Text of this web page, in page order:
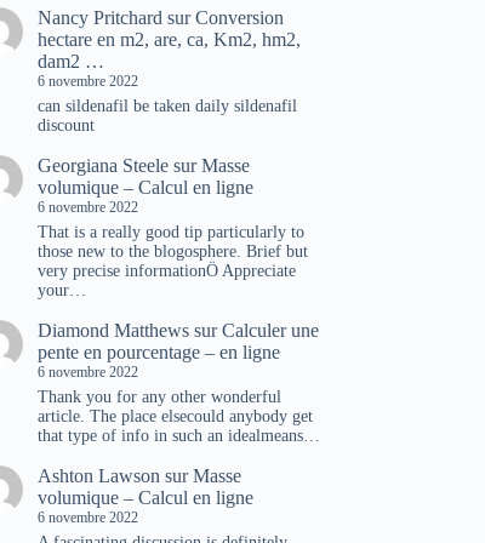
Nancy Pritchard surConversion
hectare en m2, are, ca, Km2, hm2,
dam2 …
6 novembre 2022
can sildenafil be taken daily sildenafil
discount
Georgiana Steele surMasse
volumique – Calcul en ligne
6 novembre 2022
That is a really good tip particularly to
those new to the blogosphere. Brief but
very precise informationÖ Appreciate
your…
Diamond Matthews surCalculer une
pente en pourcentage – en ligne
6 novembre 2022
Thank you for any other wonderful
article. The place elsecould anybody get
that type of info in such an idealmeans…
Ashton Lawson surMasse
volumique – Calcul en ligne
6 novembre 2022